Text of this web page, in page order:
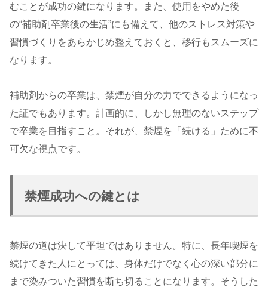
むことが成功の鍵になります。また、使用をやめた後
の“補助剤卒業後の生活”にも備えて、他のストレス対策や
習慣づくりをあらかじめ整えておくと、移行もスムーズに
なります。
補助剤からの卒業は、禁煙が自分の力でできるようになっ
た証でもあります。計画的に、しかし無理のないステップ
で卒業を目指すこと。それが、禁煙を「続ける」ために不
可欠な視点です。
禁煙成功への鍵とは
禁煙の道は決して平坦ではありません。特に、長年喫煙を
続けてきた人にとっては、身体だけでなく心の深い部分に
まで染みついた習慣を断ち切ることになります。そうした